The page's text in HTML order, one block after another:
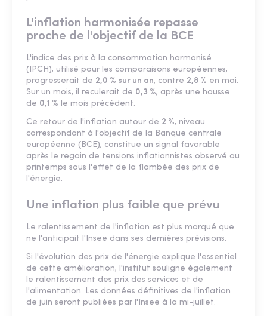
L'inflation harmonisée repasse
proche de l'objectif de la BCE
L'indice des prix à la consommation harmonisé
(IPCH), utilisé pour les comparaisons européennes,
progresserait de 2,0 % sur un an, contre 2,8 % en mai.
Sur un mois, il reculerait de 0,3 %, après une hausse
de 0,1 % le mois précédent.
Ce retour de l'inflation autour de 2 %, niveau
correspondant à l'objectif de la Banque centrale
européenne (BCE), constitue un signal favorable
après le regain de tensions inflationnistes observé au
printemps sous l'effet de la flambée des prix de
l'énergie.
Une inflation plus faible que prévu
Le ralentissement de l'inflation est plus marqué que
ne l'anticipait l'Insee dans ses dernières prévisions.
Si l'évolution des prix de l'énergie explique l'essentiel
de cette amélioration, l'institut souligne également
le ralentissement des prix des services et de
l'alimentation. Les données définitives de l'inflation
de juin seront publiées par l'Insee à la mi-juillet.